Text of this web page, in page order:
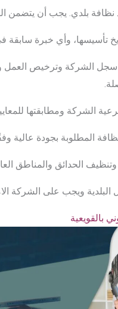
بلدي. يجب أن
تأسيسها، وأي خبرة سابقة
سجل الشركة وترخيص
الشركة ومطابقتها
المطلوبة بجودة عالية
الحدائق والمناطق
البلدية ويجب على الشركة
بالقويعية